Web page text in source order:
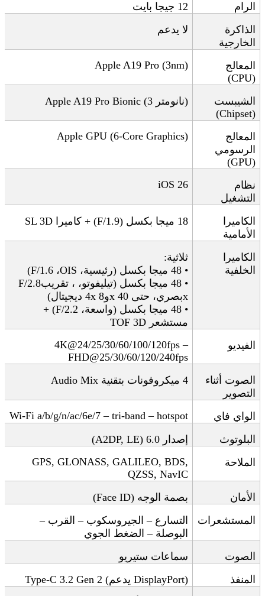
الرام
12 جيجا بايت
الذاكرة
الخارجية
لا يدعم
المعالج
(CPU)
Apple A19 Pro (3nm)
الشيبست
(Chipset)
Apple A19 Pro Bionic (3 نانومتر)
المعالج
الرسومي
(GPU)
Apple GPU (6-Core Graphics)
نظام
التشغيل
iOS 26
الكاميرا
الأمامية
18 ميجا بكسل (F/1.9) + كاميرا SL 3D
الكاميرا
الخلفية
ثلاثية:
• 48
ميجا بكسل (رئيسية، F/1.6،OIS)
• 48
ميجا بكسل (تيليفوتو، F/2.8، تقريب
4x و8x بصري، حتى 40x ديجيتال)
• 48
ميجا بكسل (واسعة، F/2.2) +
مستشعر TOF 3D
الفيديو
4K@24/25/30/60/100/120fps –
FHD@25/30/60/120/240fps
الصوت أثناء
التصوير
4 ميكروفونات بتقنية Audio Mix
الواي فاي
Wi-Fi a/b/g/n/ac/6e/7 – tri-band – hotspot
البلوتوث
إصدار 6.0
(A2DP, LE)
الملاحة
GPS, GLONASS, GALILEO, BDS,
QZSS, NavIC
الأمان
بصمة الوجه (Face ID)
المستشعرات
التسارع – الجيروسكوب – القرب –
البوصلة – الضغط الجوي
الصوت
سماعات ستيريو
المنفذ
Type-C 3.2 Gen 2 (يدعم DisplayPort)